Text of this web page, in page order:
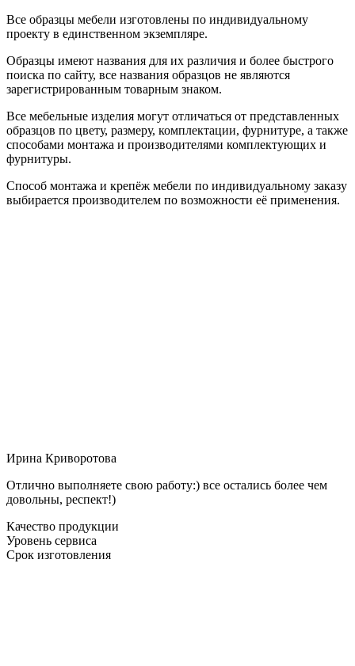
Все образцы мебели изготовлены по индивидуальному
проекту в единственном экземпляре.
Образцы имеют названия для их различия и более быстрого
поиска по сайту, все названия образцов не являются
зарегистрированным товарным знаком.
Все мебельные изделия могут отличаться от представленных
образцов по цвету, размеру, комплектации, фурнитуре, а также
способами монтажа и производителями комплектующих и
фурнитуры.
Способ монтажа и крепёж мебели по индивидуальному заказу
выбирается производителем по возможности её применения.
Ирина Криворотова
Отлично выполняете свою работу:) все остались более чем
довольны, респект!)
Качество продукции
Уровень сервиса
Срок изготовления